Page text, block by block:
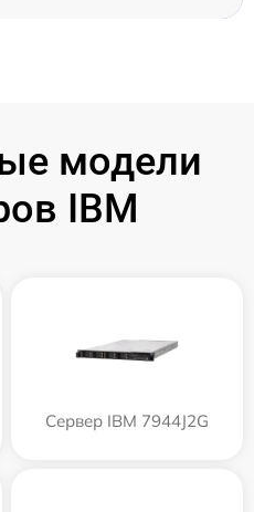
модели
IBM
Сервер IBM 7944J2G